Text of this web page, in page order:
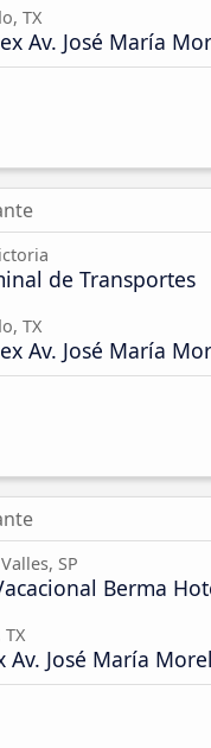
TX
Av. José María
de Transportes
TX
Av. José María
SP
Berma
Av. José María